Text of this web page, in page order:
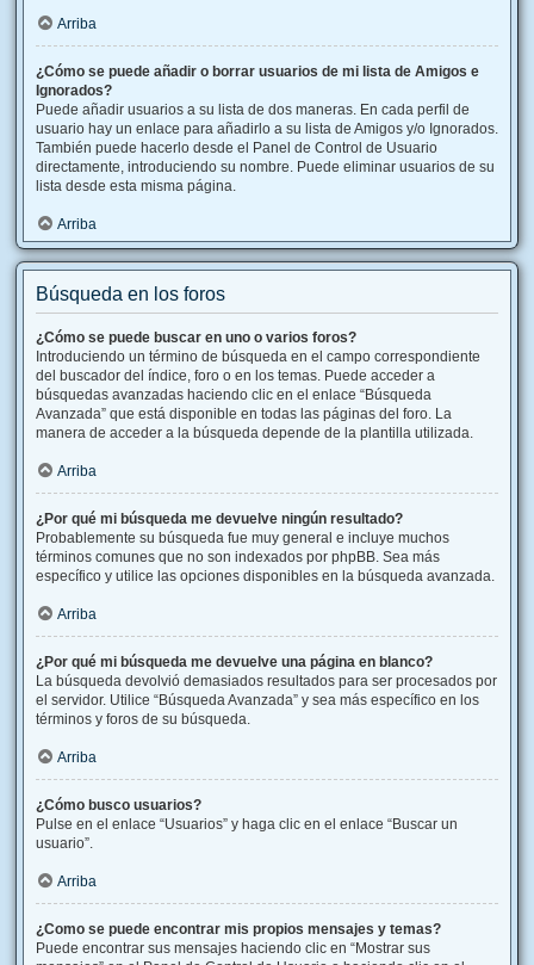
Arriba
¿Cómo se puede añadir o borrar usuarios de mi lista de Amigos e
Ignorados?
Puede añadir usuarios a su lista de dos maneras. En cada perfil de
usuario hay un enlace para añadirlo a su lista de Amigos y/o Ignorados.
También puede hacerlo desde el Panel de Control de Usuario
directamente, introduciendo su nombre. Puede eliminar usuarios de su
lista desde esta misma página.
Arriba
Búsqueda en los foros
¿Cómo se puede buscar en uno o varios foros?
Introduciendo un término de búsqueda en el campo correspondiente
del buscador del índice, foro o en los temas. Puede acceder a
búsquedas avanzadas haciendo clic en el enlace “Búsqueda
Avanzada” que está disponible en todas las páginas del foro. La
manera de acceder a la búsqueda depende de la plantilla utilizada.
Arriba
¿Por qué mi búsqueda me devuelve ningún resultado?
Probablemente su búsqueda fue muy general e incluye muchos
términos comunes que no son indexados por phpBB. Sea más
específico y utilice las opciones disponibles en la búsqueda avanzada.
Arriba
¿Por qué mi búsqueda me devuelve una página en blanco?
La búsqueda devolvió demasiados resultados para ser procesados por
el servidor. Utilice “Búsqueda Avanzada” y sea más específico en los
términos y foros de su búsqueda.
Arriba
¿Cómo busco usuarios?
Pulse en el enlace “Usuarios” y haga clic en el enlace “Buscar un
usuario”.
Arriba
¿Como se puede encontrar mis propios mensajes y temas?
Puede encontrar sus mensajes haciendo clic en “Mostrar sus